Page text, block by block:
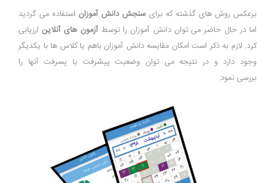
برعکس روش های گذشته که برای سنجش دانش آموزاناستفاده می گردید
اما در حال حاضر می توان دانش آموزان را توسط آزمون های آنلاینارزیابی
کرد. لازم به ذکر است امکان مقایسه دانش آموزان باهم یا کلاس ها با یکدیگر
وجود دارد و در نتیجه می توان وضعیت پیشرفت یا پسرفت آنها را
بررسی نمود.